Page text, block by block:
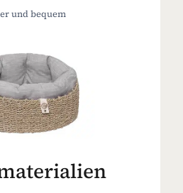
und bequem